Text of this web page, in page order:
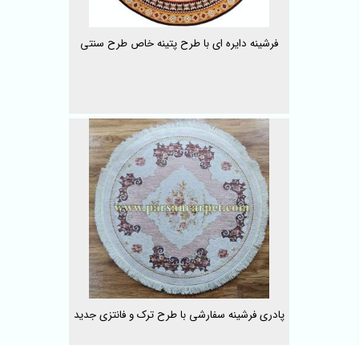
فرشینه دایره ای با طرح پتینه خاص طرح سنتی
پادری فرشینه سفارشی با طرح ترک و فانتزی جدید